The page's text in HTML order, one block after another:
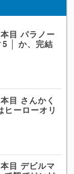
目 パラノー
5 │ か、完結
目 さんかく
ーローオリ
目 デビルマ